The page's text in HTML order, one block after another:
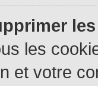
les
et votre